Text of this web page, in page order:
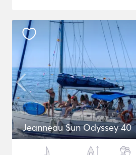
Jeanneau Sun Odyssey 40